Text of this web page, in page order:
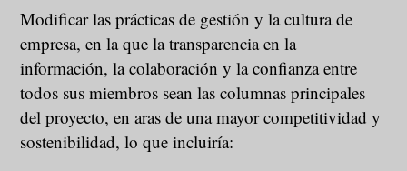
Modificar las prácticas de gestión y la cultura de
empresa, en la que la transparencia en la
información, la colaboración y la confianza entre
todos sus miembros sean las columnas principales
del proyecto, en aras de una mayor competitividad y
sostenibilidad, lo que incluiría: